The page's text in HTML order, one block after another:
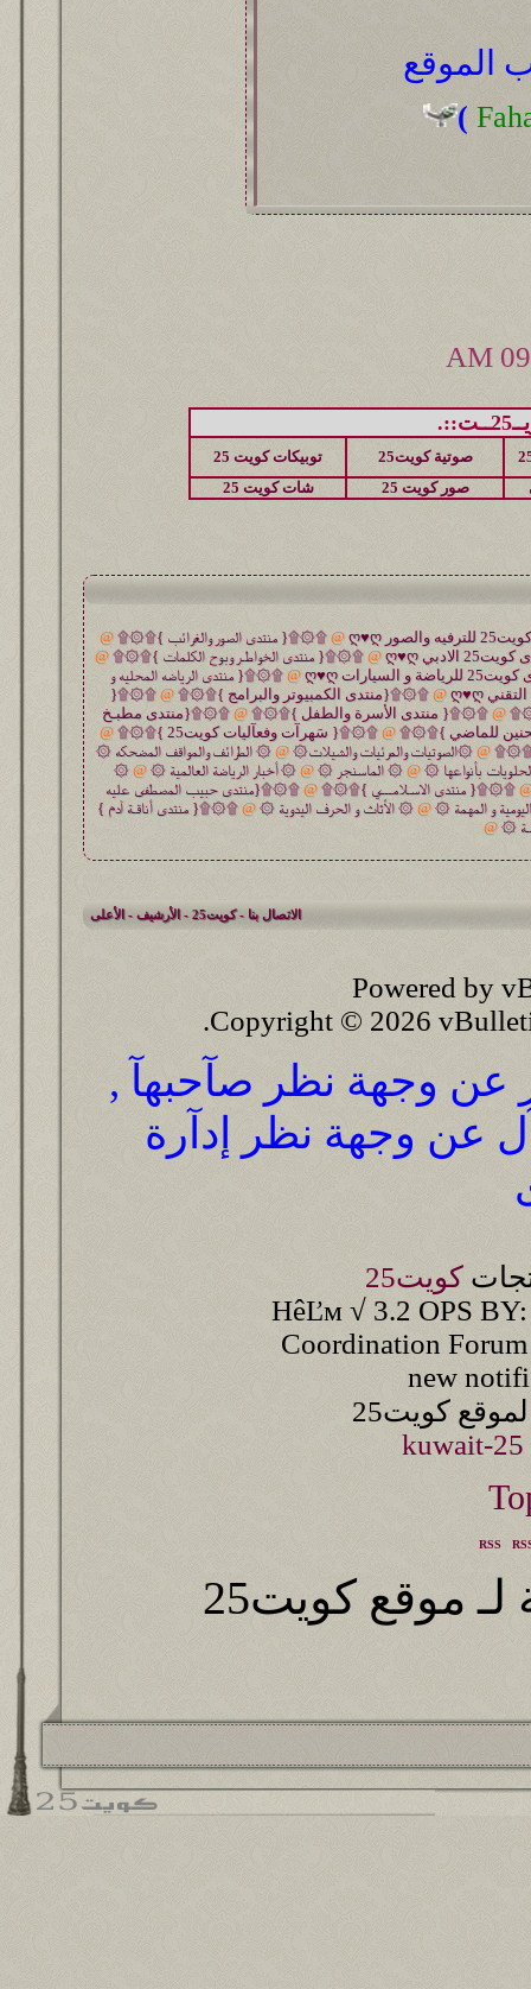
الموقع
(
صوتية كويت25
توبيكات كويت 25
صور كويت 25
شات كويت 25
@ ۩۞۩{ منتدى الصور والغرائب }۩۞۩ @
@۩۞۩{ منتدى الخواطـر وبوح الكلمات }۩۞۩ @
@۩۞۩{ منتدى الرياضه المحليه و
@۩۞۩{منتدى الكمبيوتر والبرامج }۩۞۩ @۩۞۩{
@۩۞۩{ منتدى الأسرة والطفل }۩۞۩ @۩۞۩{منتدى مطبـخ
للماضي }۩۞۩ @ ۩۞۩{ سَهرآت وفعآليات كويت25 }۩۞۩
@
}۩۞۩ @۞الصوتيات والمرئيات والشيلات۞ @۞ الطرائف والمواقف المضحكه ۞
بأنواعها ۞ @۞ الماسنجر ۞ @۞ أخبار الرياضة العالمية ۞ @۞
۩۞۩{ منتدى الاسـلامـــي }۩۞۩ @۩۞۩{منتدى حبيب المصطفى عليه
و المهمة ۞ @۞ الأثاث و الحرف اليدوية ۞ @۩۞۩{ منتدى أناقـة آدم }
۞ @
الاتصال بنا -كويت25 -الأرشيف-الأعلى
Powered by
Copyright © 2026
عن وجهة نظر صآحبهآ ,
عن وجهة نظر إدآرة
كويت25
HêĽм √ 3.2 OPS BY:
Coordination
new
كويت25
kuwait-
RSS
موقع كويت25